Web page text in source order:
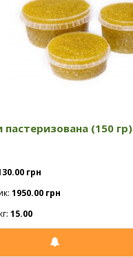
пастеризована (150 гр)
грн
1950.00 грн
15.00